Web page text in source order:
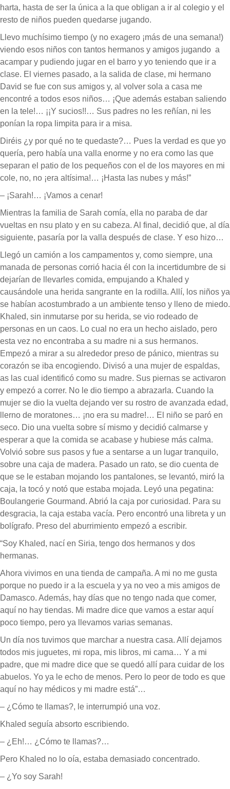
harta, hasta de ser la única a la que obligan a ir al colegio y el
resto de niños pueden quedarse jugando.
Llevo muchísimo tiempo (y no exagero ¡más de una semana!)
viendo esos niños con tantos hermanos y amigos jugando a
acampar y pudiendo jugar en el barro y yo teniendo que ir a
clase. El viernes pasado, a la salida de clase, mi hermano
David se fue con sus amigos y, al volver sola a casa me
encontré a todos esos niños… ¡Que además estaban saliendo
en la tele!… ¡¡Y sucios!!… Sus padres no les reñían, ni les
ponían la ropa limpita para ir a misa.
Diréis ¿y por qué no te quedaste?… Pues la verdad es que yo
quería, pero había una valla enorme y no era como las que
separan el patio de los pequeños con el de los mayores en mi
cole, no, no ¡era altísima!… ¡Hasta las nubes y más!”
– ¡Sarah!… ¡Vamos a cenar!
Mientras la familia de Sarah comía, ella no paraba de dar
vueltas en nsu plato y en su cabeza. Al final, decidió que, al día
siguiente, pasaría por la valla después de clase. Y eso hizo…
Llegó un camión a los campamentos y, como siempre, una
manada de personas corrió hacia él con la incertidumbre de si
dejarían de llevarles comida, empujando a Khaled y
causándole una herida sangrante en la rodilla. Allí, los niños ya
se habían acostumbrado a un ambiente tenso y lleno de miedo.
Khaled, sin inmutarse por su herida, se vio rodeado de
personas en un caos. Lo cual no era un hecho aislado, pero
esta vez no encontraba a su madre ni a sus hermanos.
Empezó a mirar a su alrededor preso de pánico, mientras su
corazón se iba encogiendo. Divisó a una mujer de espaldas,
as las cual identificó como su madre. Sus piernas se activaron
y empezó a correr. No le dio tiempo a abrazarla. Cuando la
mujer se dio la vuelta dejando ver su rostro de avanzada edad,
llerno de moratones… ¡no era su madre!… El niño se paró en
seco. Dio una vuelta sobre sí mismo y decidió calmarse y
esperar a que la comida se acabase y hubiese más calma.
Volvió sobre sus pasos y fue a sentarse a un lugar tranquilo,
sobre una caja de madera. Pasado un rato, se dio cuenta de
que se le estaban mojando los pantalones, se levantó, miró la
caja, la tocó y notó que estaba mojada. Leyó una pegatina:
Boulangerie Gourmand. Abrió la caja por curiosidad. Para su
desgracia, la caja estaba vacía. Pero encontró una libreta y un
bolígrafo. Preso del aburrimiento empezó a escribir.
“Soy Khaled, nací en Siria, tengo dos hermanos y dos
hermanas.
Ahora vivimos en una tienda de campaña. A mi no me gusta
porque no puedo ir a la escuela y ya no veo a mis amigos de
Damasco. Además, hay días que no tengo nada que comer,
aquí no hay tiendas. Mi madre dice que vamos a estar aquí
poco tiempo, pero ya llevamos varias semanas.
Un día nos tuvimos que marchar a nuestra casa. Allí dejamos
todos mis juguetes, mi ropa, mis libros, mi cama… Y a mi
padre, que mi madre dice que se quedó allí para cuidar de los
abuelos. Yo ya le echo de menos. Pero lo peor de todo es que
aquí no hay médicos y mi madre está”…
– ¿Cómo te llamas?, le interrumpió una voz.
Khaled seguía absorto escribiendo.
– ¿Eh!… ¿Cómo te llamas?…
Pero Khaled no lo oía, estaba demasiado concentrado.
– ¿Yo soy Sarah!